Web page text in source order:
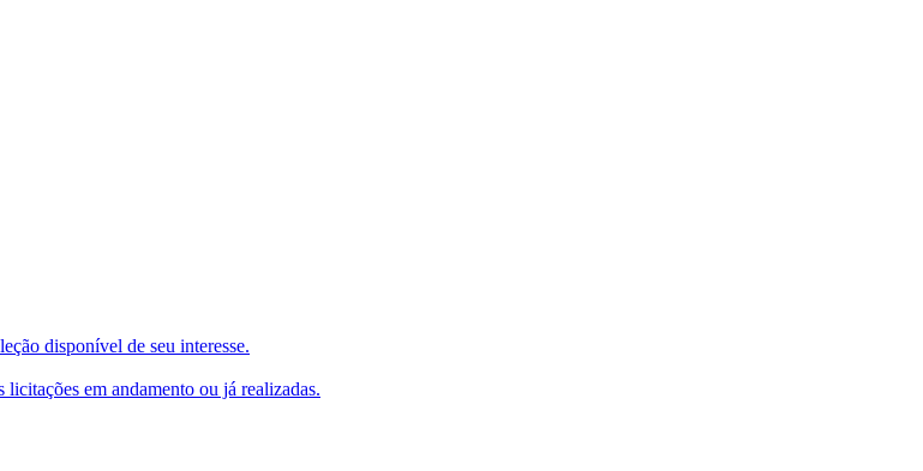
disponível de seu interesse.
licitações em andamento ou já realizadas.